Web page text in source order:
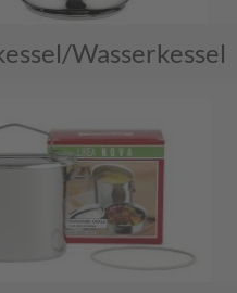
Wasserkessel